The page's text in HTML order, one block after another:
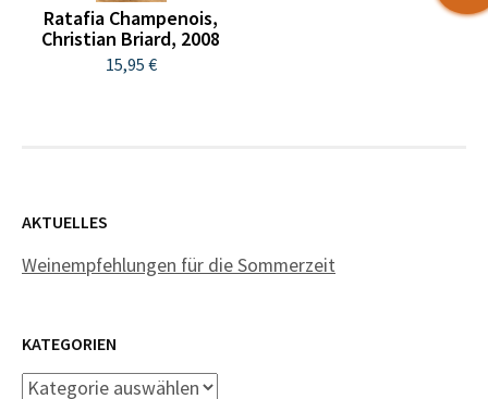
Ratafia Champenois,
Christian Briard, 2008
15,95 €
AKTUELLES
Weinempfehlungen für die Sommerzeit
KATEGORIEN
Kategorien